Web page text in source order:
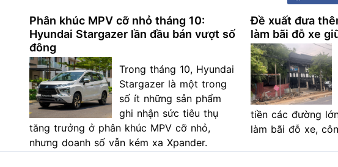
Phân khúc MPV cỡ nhỏ tháng 10:
Hyundai Stargazer lần đầu bán vượt số
đông
Trong tháng 10, Hyundai
Stargazer là một trong
số ít những sản phẩm
ghi nhận sức tiêu thụ
tăng trưởng ở phân khúc MPV cỡ nhỏ,
nhưng doanh số vẫn kém xa Xpander.
Đề xuất đưa
làm bãi đỗ xe
tiền các đường
làm bãi đỗ xe,